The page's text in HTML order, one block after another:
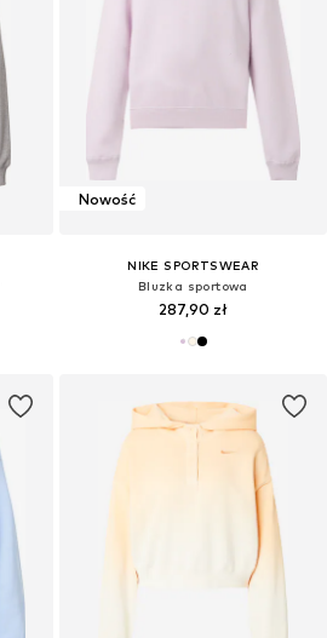
Nowość
NIKE SPORTSWEAR
Bluzka sportowa
287,90 zł